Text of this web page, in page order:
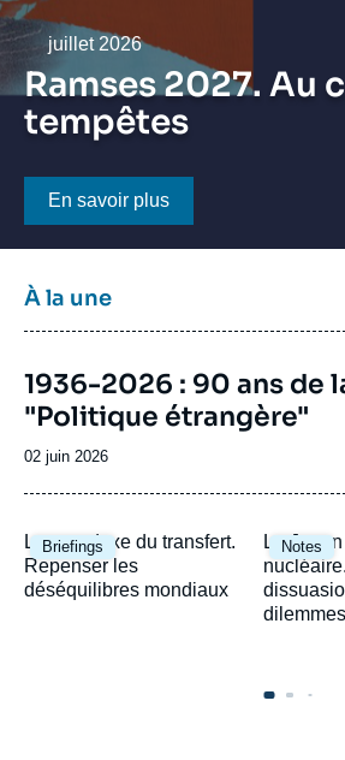
Nous soutenir
Date
juillet 2026
Ramses 2027. Au
tempêtes
Bouton CTA
En savoir plus
Titre
bloc
la
une
À la une
Image
de
couverture
la
1936-2026 : 90 ans de
"Politique étrangère"
Date
02 juin 2026
Briefings
Image
principale
Le paradoxe du transfert.
Repenser les
déséquilibres mondiaux
Notes
Image
principale
Le